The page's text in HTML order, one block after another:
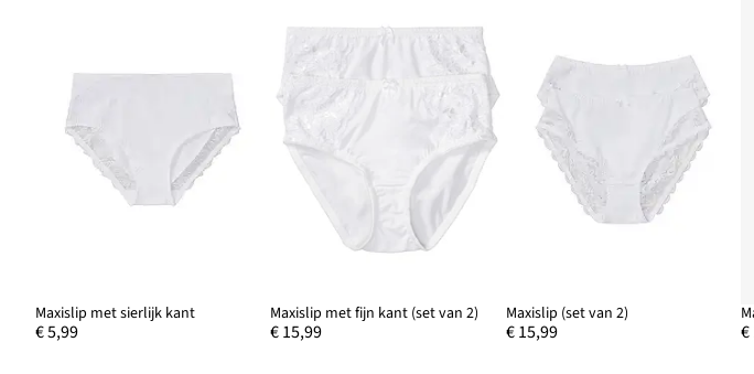
Maxislip met sierlijk kant
€ 5,99
Maxislip met fijn kant (set van 2)
€ 15,99
Maxislip (set van 2)
€ 15,99 €